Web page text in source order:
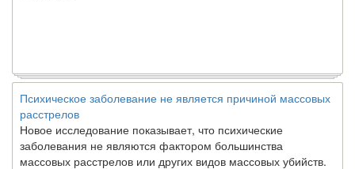
Психическое заболевание не является причиной массовых
расстрелов
Новое исследование показывает, что психические
заболевания не являются фактором большинства
массовых расстрелов или других видов массовых убийств.